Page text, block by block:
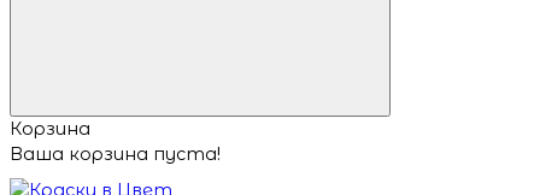
Корзина
Ваша корзина пуста!